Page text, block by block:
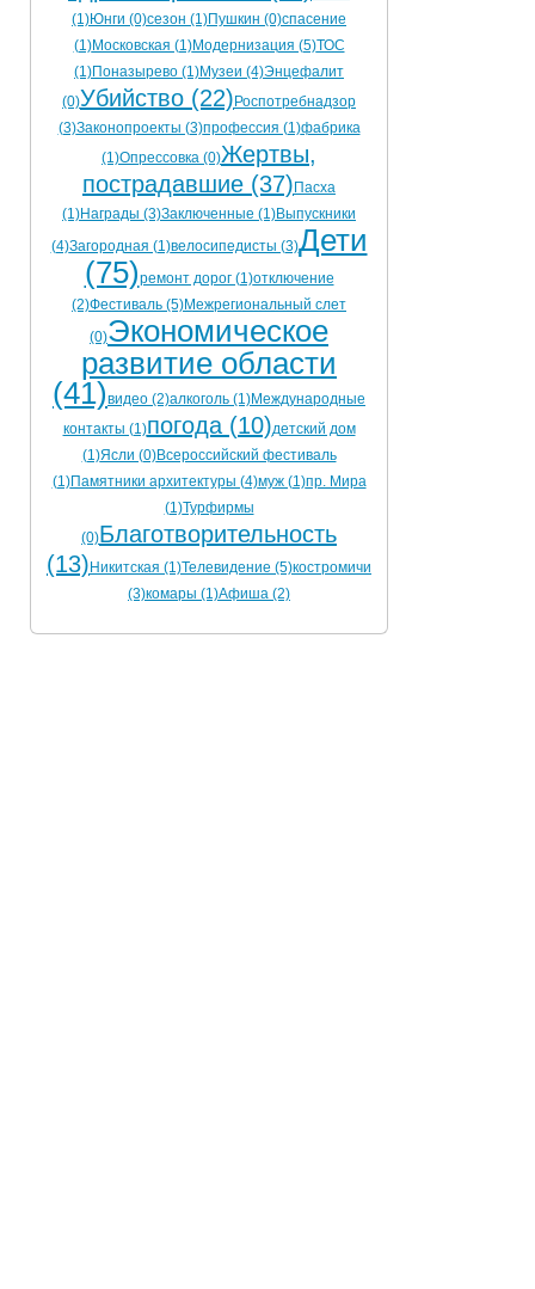
(1)Юнги (0)сезон (1)Пушкин (0)спасение
(1)Московская (1)Модернизация (5)ТОС
(1)Поназырево (1)Музеи (4)Энцефалит
(0)Убийство (22) Роспотребнадзор
(3)Законопроекты (3)профессия (1)фабрика
(1)Опрессовка (0)Жертвы,
пострадавшие (37) Пасха
(1)Награды (3)Заключенные (1)Выпускники
(4)Загородная (1)велосипедисты (3)Дети
(75)ремонт дорог (1)отключение
(2)Фестиваль (5)Межрегиональный слет
(0)Экономическое
развитие области
(41)видео (2)алкоголь (1)Международные
контакты (1)погода (10)детский дом
(1)Ясли (0)Всероссийский фестиваль
(1)Памятники архитектуры (4)муж (1)пр. Мира
(1)Турфирмы
(0)Благотворительность
(13) Никитская (1)Телевидение (5)костромичи
(3)комары (1)Афиша (2)